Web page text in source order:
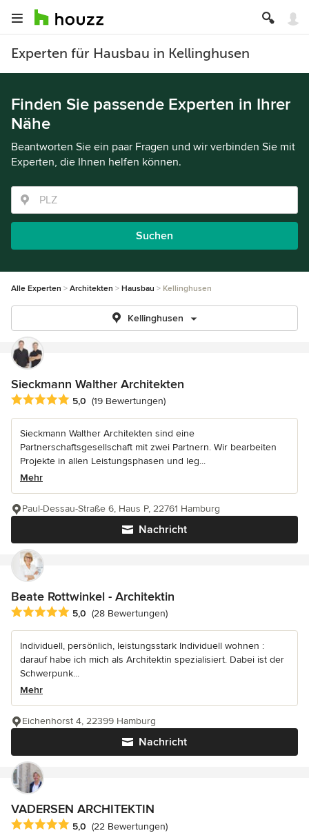
Experten für Hausbau in Kellinghusen
Finden Sie passende Experten in Ihrer
Nähe
Beantworten Sie ein paar Fragen und wir verbinden Sie mit
Experten, die Ihnen helfen können.
Suchen
Alle Experten Architekten Hausbau Kellinghusen
Kellinghusen
Sieckmann Walther Architekten
Durchschnittliche Bewertung: 5 von 5 Sternen
5,0 (19 Bewertungen)
Sieckmann Walther Architekten sind eine
Partnerschaftsgesellschaft mit zwei Partnern. Wir bearbeiten
Projekte in allen Leistungsphasen und leg...
Mehr
Nachricht
Paul-Dessau-Straße 6, Haus P, 22761 Hamburg
Beate Rottwinkel - Architektin
Durchschnittliche Bewertung: 5 von 5 Sternen
5,0 (28 Bewertungen)
Individuell, persönlich, leistungsstark Individuell wohnen :
darauf habe ich mich als Architektin spezialisiert. Dabei ist der
Schwerpunk...
Mehr
Nachricht
Eichenhorst 4, 22399 Hamburg
VADERSEN ARCHITEKTIN
Durchschnittliche Bewertung: 5 von 5 Sternen
5,0 (22 Bewertungen)